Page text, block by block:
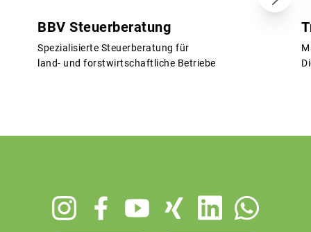
BBV Steuerberatung
Spezialisierte Steuerberatung für
land- und forstwirtschaftliche Betriebe